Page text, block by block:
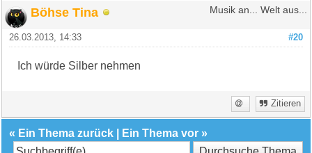
Böhse Tina Musik an... Welt aus...
#20
26.03.2013, 14:33
Ich würde Silber nehmen
Zitieren
« Ein Thema zurück Ein Thema vor »